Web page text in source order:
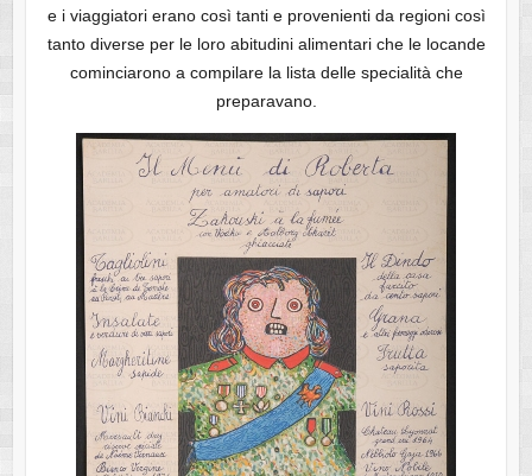
e i viaggiatori erano così tanti e provenienti da regioni così
tanto diverse per le loro abitudini alimentari che le locande
cominciarono a compilare la lista delle specialità che
preparavano.